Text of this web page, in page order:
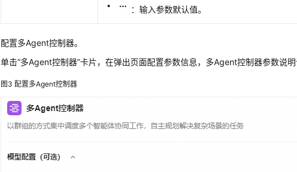
：输入参数默认值。
配置多Agent控制器。
单击“多Agent控制器”卡片，在弹出页面配置参数信息，多Agent控制器参数说
图3 配置多Agent控制器